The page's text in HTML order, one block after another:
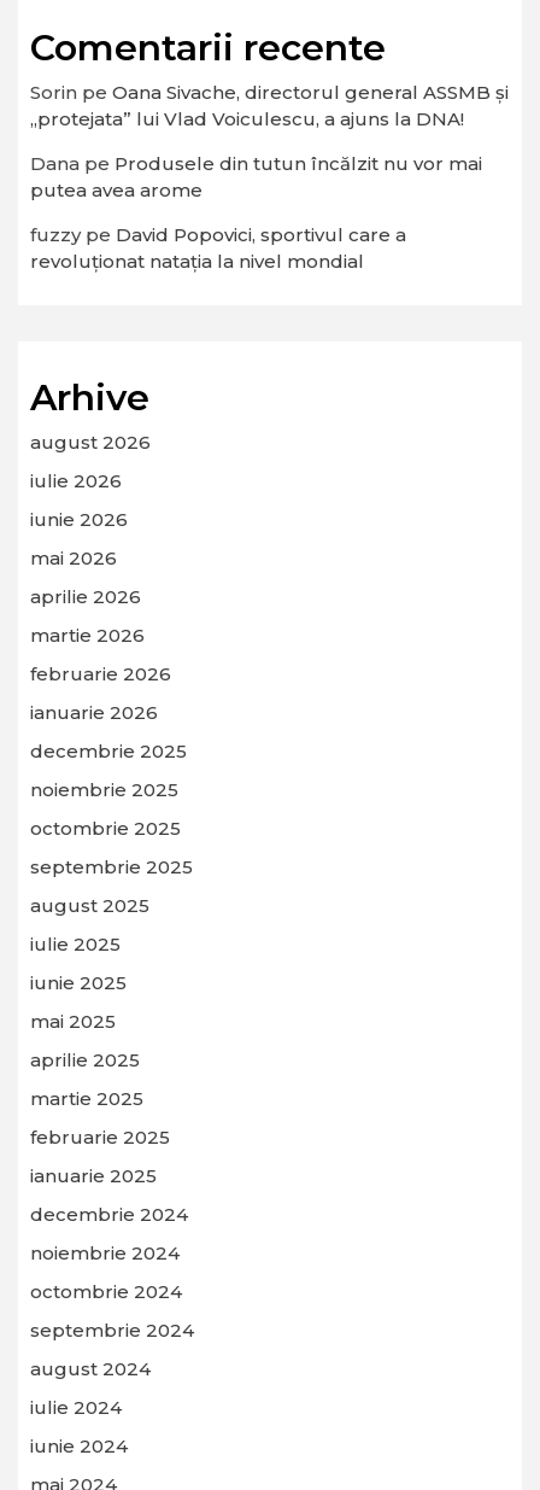
Comentarii recente
Sorin pe Oana Sivache, directorul general ASSMB și
„protejata” lui Vlad Voiculescu, a ajuns la DNA!
Dana pe Produsele din tutun încălzit nu vor mai
putea avea arome
fuzzype David Popovici, sportivul care a
revoluționat natația la nivel mondial
Arhive
august 2026
iulie 2026
iunie 2026
mai 2026
aprilie 2026
martie 2026
februarie 2026
ianuarie 2026
decembrie 2025
noiembrie 2025
octombrie 2025
septembrie 2025
august 2025
iulie 2025
iunie 2025
mai 2025
aprilie 2025
martie 2025
februarie 2025
ianuarie 2025
decembrie 2024
noiembrie 2024
octombrie 2024
septembrie 2024
august 2024
iulie 2024
iunie 2024
mai 2024